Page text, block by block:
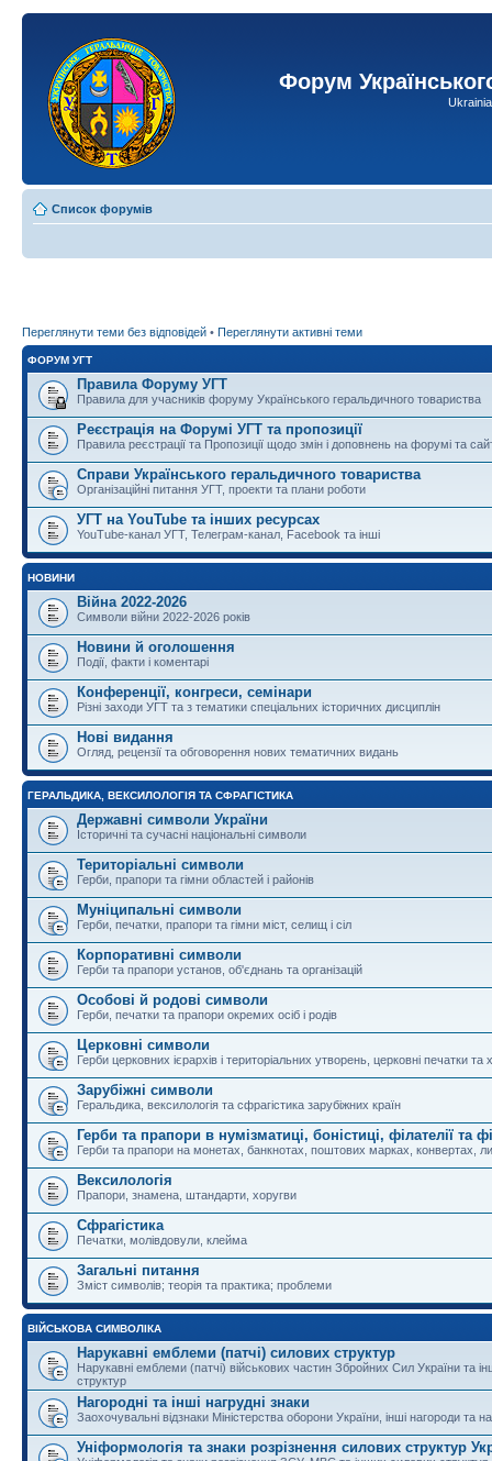
Форум
Список форумів
Переглянути теми без відповідей • Переглянути активні теми
ФОРУМ УГТ
Правила Форуму УГТ
Правила для учасників форуму Українського геральдичного товариства
Реєстрація на Форумі УГТ та пропозиції
Правила реєстрації та Пропозиції щодо змін і доповнень на форумі та
Справи Українського геральдичного товариства
Організаційні питання УГТ, проекти та плани роботи
УГТ на YouTube та інших ресурсах
YouTube-канал УГТ, Телеграм-канал, Facebook та інші
НОВИНИ
Війна 2022-2026
Символи війни 2022-2026 років
Новини й оголошення
Події, факти і коментарі
Конференції, конгреси, семінари
Різні заходи УГТ та з тематики спеціальних історичних дисциплін
Нові видання
Огляд, рецензії та обговорення нових тематичних видань
ГЕРАЛЬДИКА, ВЕКСИЛОЛОГІЯ ТА СФРАГІСТИКА
Державні символи України
Історичні та сучасні національні символи
Територіальні символи
Герби, прапори та гімни областей і районів
Муніципальні символи
Герби, печатки, прапори та гімни міст, селищ і сіл
Корпоративні символи
Герби та прапори установ, об'єднань та організацій
Особові й родові символи
Герби, печатки та прапори окремих осіб і родів
Церковні символи
Герби церковних ієрархів і територіальних утворень, церковні печатки та
Зарубіжні символи
Геральдика, вексилологія та сфрагістика зарубіжних країн
Герби та прапори в нумізматиці, боністиці, філателії та
Герби та прапори на монетах, банкнотах, поштових марках, конвертах,
Вексилологія
Прапори, знамена, штандарти, хоругви
Сфрагістика
Печатки, молівдовули, клейма
Загальні питання
Зміст символів; теорія та практика; проблеми
ВІЙСЬКОВА СИМВОЛІКА
Нарукавні емблеми (патчі) силових структур
Нарукавні емблеми (патчі) військових частин Збройних Сил України та
структур
Нагородні та інші нагрудні знаки
Заохочувальні відзнаки Міністерства оборони України, інші нагороди та
Уніформологія та знаки розрізнення силових структур